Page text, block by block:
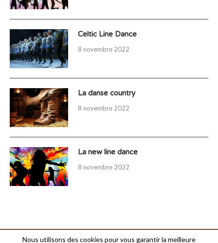
Celtic Line Dance
8 novembre 2022
La danse country
8 novembre 2022
La new line dance
8 novembre 2022
Nous utilisons des cookies pour vous garantir la meilleure